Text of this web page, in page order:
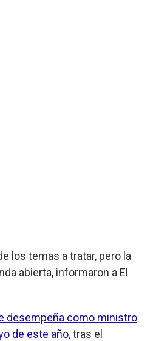
los temas a tratar, pero la
abierta, informaron a El
desempeña como ministro
de este año,tras el